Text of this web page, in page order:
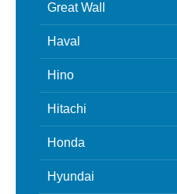
Great Wall
Haval
Hino
Hitachi
Honda
Hyundai